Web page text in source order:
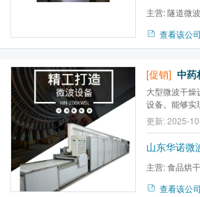
主营:隧道微
查看该公
[促销]
大型微波干燥设备 大型微波干燥设备采用全新的
设备。能够实
温度，此外干
燥能耗通常
全洁净高效生
更新: 2025-
山东华诺微
主营:食品烘
查看该公